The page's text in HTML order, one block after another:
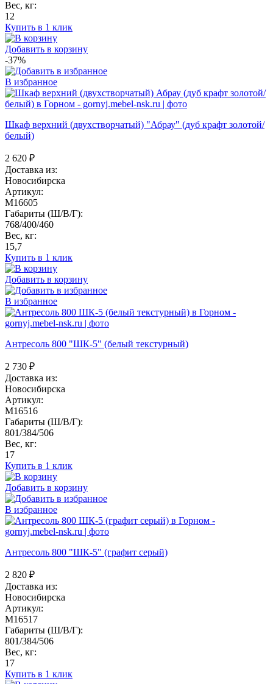
Вес, кг:
12
Купить в 1 клик
Добавить в корзину
-37%
В избранное
Шкаф верхний (двухстворчатый) "Абрау" (дуб крафт золотой/
белый)
2 620 ₽
Доставка из:
Новосибирска
Артикул:
M16605
Габариты (Ш/В/Г):
768/400/460
Вес, кг:
15,7
Купить в 1 клик
Добавить в корзину
В избранное
Антресоль 800 "ШК-5" (белый текстурный)
2 730 ₽
Доставка из:
Новосибирска
Артикул:
M16516
Габариты (Ш/В/Г):
801/384/506
Вес, кг:
17
Купить в 1 клик
Добавить в корзину
В избранное
Антресоль 800 "ШК-5" (графит серый)
2 820 ₽
Доставка из:
Новосибирска
Артикул:
M16517
Габариты (Ш/В/Г):
801/384/506
Вес, кг:
17
Купить в 1 клик